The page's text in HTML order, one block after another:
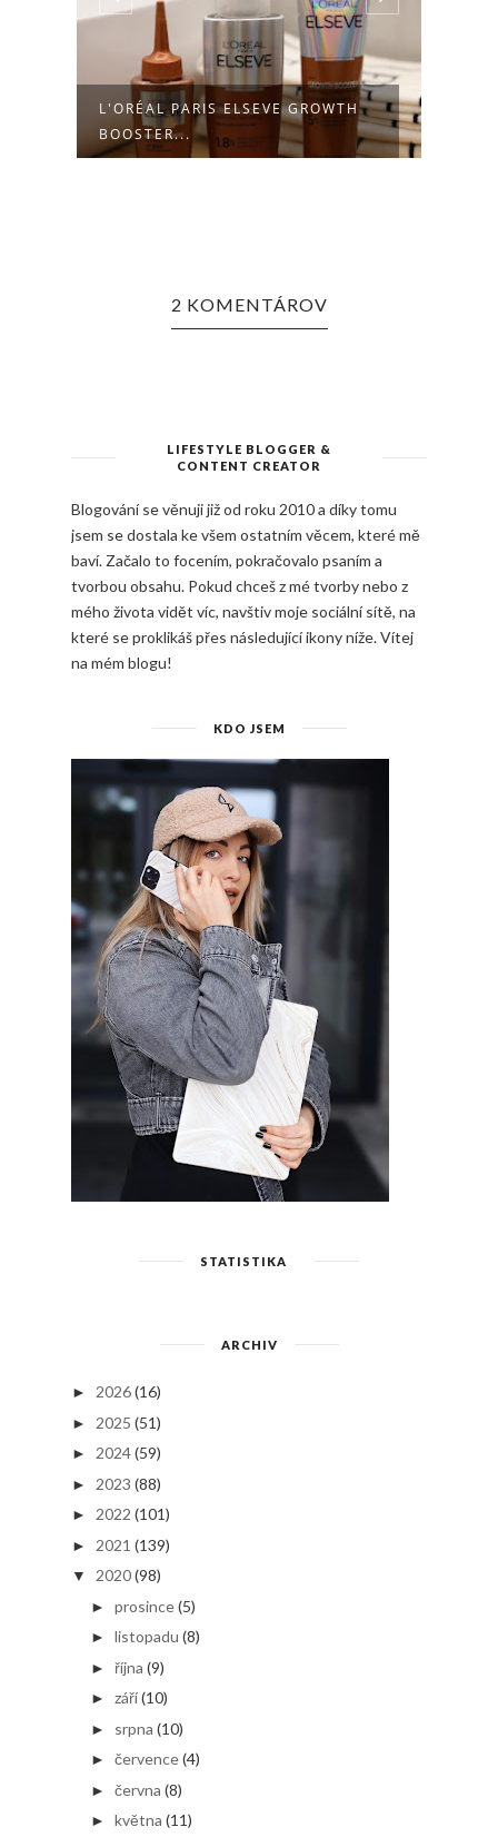
L'ORÉAL PARIS ELSEVE GROWTH
BOOSTER...
2 KOMENTÁROV
LIFESTYLE BLOGGER &
CONTENT CREATOR
Blogování se věnuji již od roku 2010 a díky tomu
jsem se dostala ke všem ostatním věcem, které mě
baví. Začalo to focením, pokračovalo psaním a
tvorbou obsahu. Pokud chceš z mé tvorby nebo z
mého života vidět víc, navštiv moje sociální sítě, na
které se proklikáš přes následující ikony níže. Vítej
na mém blogu!
KDO JSEM
STATISTIKA
ARCHIV
► 2026(16)
► 2025 (51)
► 2024(59)
► 2023 (88)
► 2022 (101)
► 2021 (139)
▼ 2020(98)
► prosince(5)
► listopadu (8)
► října (9)
► září(10)
► srpna (10)
► července(4)
► června (8)
► května (11)